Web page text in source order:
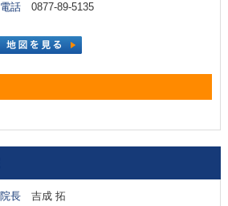
電話0877-89-5135
院長吉成 拓